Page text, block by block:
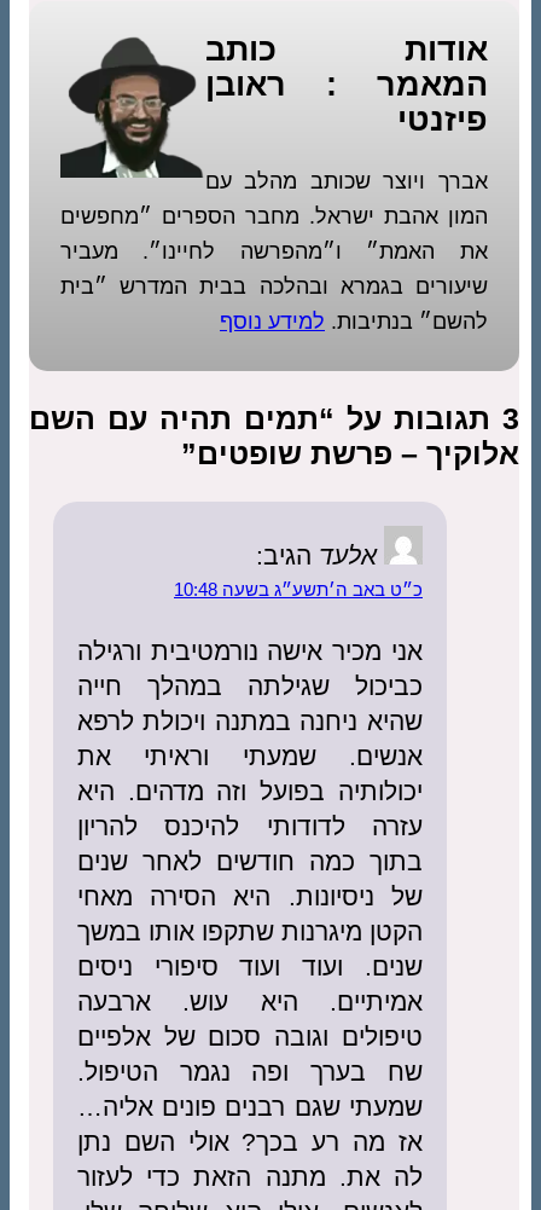
אודות כותב
המאמר : ראובן
פיזנטי
אברך ויוצר שכותב מהלב עם
המון אהבת ישראל. מחבר הספרים ״מחפשים
את האמת״ ו״מהפרשה לחיינו״. מעביר
שיעורים בגמרא ובהלכה בבית המדרש ״בית
להשם״ בנתיבות. למידע נוסף
3 תגובות על “תמים תהיה עם השם
אלוקיך – פרשת שופטים”
אלעד הגיב:
כ״ט באב ה׳תשע״ג בשעה 10:48
אני מכיר אישה נורמטיבית ורגילה
כביכול שגילתה במהלך חייה
שהיא ניחנה במתנה ויכולת לרפא
אנשים. שמעתי וראיתי את
יכולותיה בפועל וזה מדהים. היא
עזרה לדודותי להיכנס להריון
בתוך כמה חודשים לאחר שנים
של ניסיונות. היא הסירה מאחי
הקטן מיגרנות שתקפו אותו במשך
שנים. ועוד ועוד סיפורי ניסים
אמיתיים. היא עוש. ארבעה
טיפולים וגובה סכום של אלפיים
שח בערך ופה נגמר הטיפול.
שמעתי שגם רבנים פונים אליה…
אז מה רע בכך? אולי השם נתן
לה את. מתנה הזאת כדי לעזור